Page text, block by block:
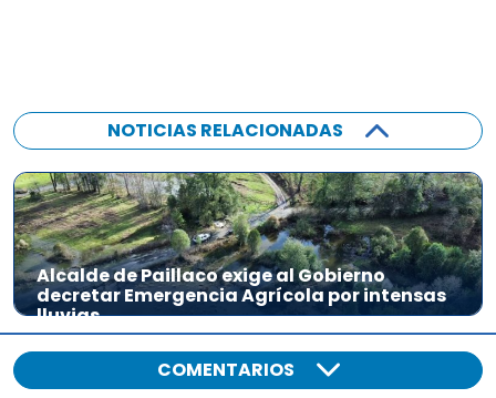
NOTICIAS RELACIONADAS
Alcalde de Paillaco exige al Gobierno
decretar Emergencia Agrícola por intensas
lluvias
COMENTARIOS